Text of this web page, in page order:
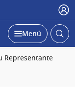
Desplegar
Menú Abrir
Representante